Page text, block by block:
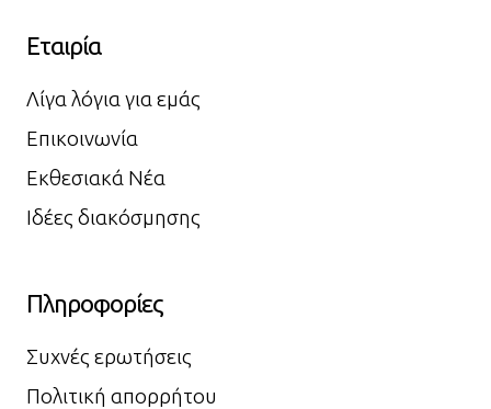
Εταιρία
Λίγα λόγια για εμάς
Επικοινωνία
Εκθεσιακά Νέα
Ιδέες διακόσμησης
Πληροφορίες
Συχνές ερωτήσεις
Πολιτική απορρήτου